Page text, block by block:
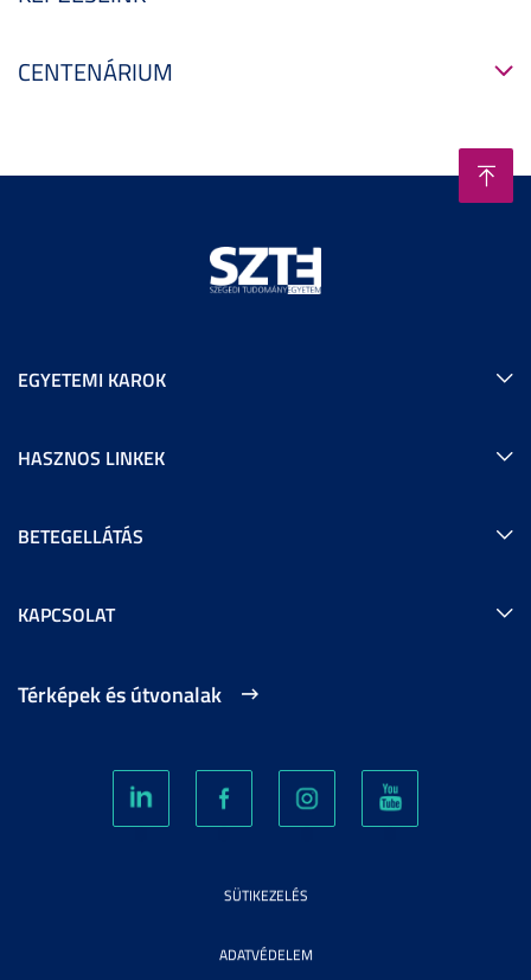
CENTENÁRIUM
EGYETEMI KAROK
HASZNOS LINKEK
BETEGELLÁTÁS
KAPCSOLAT
Térképek és útvonalak
SÜTIKEZELÉS
ADATVÉDELEM